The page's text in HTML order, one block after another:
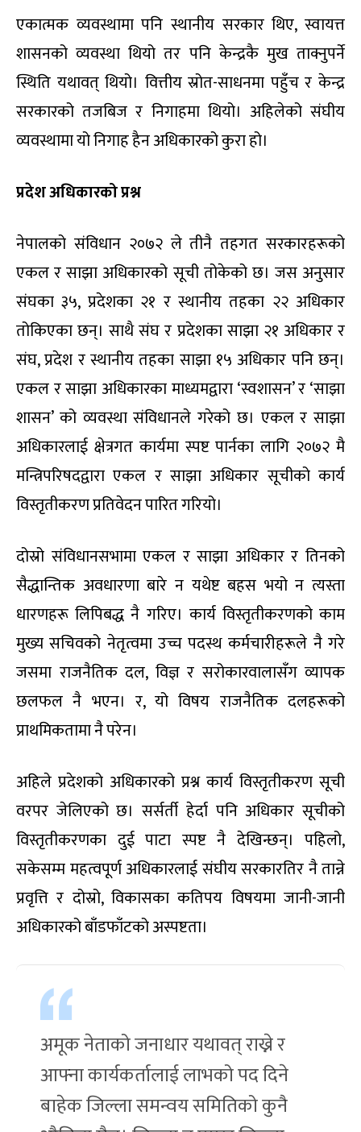
एकात्मक व्यवस्थामा पनि स्थानीय सरकार थिए, स्वायत्त
शासनको व्यवस्था थियो तर पनि केन्द्रकै मुख ताक्नुपर्ने
स्थिति यथावत् थियो। वित्तीय स्रोत-साधनमा पहुँच र केन्द्र
सरकारको तजबिज र निगाहमा थियो। अहिलेको संघीय
व्यवस्थामा यो निगाह हैन अधिकारको कुरा हो।
प्रदेशअधिकारकोप्रश्न
नेपालको संविधान २०७२ ले तीनै तहगत सरकारहरूको
एकल र साझा अधिकारको सूची तोकेको छ। जस अनुसार
संघका ३५, प्रदेशका २१ र स्थानीय तहका २२ अधिकार
तोकिएका छन्। साथै संघ र प्रदेशका साझा २१ अधिकार र
संघ, प्रदेश र स्थानीय तहका साझा १५ अधिकार पनि छन्।
एकल र साझा अधिकारका माध्यमद्वारा ‘स्वशासन’ र ‘साझा
शासन’ को व्यवस्था संविधानले गरेको छ। एकल र साझा
अधिकारलाई क्षेत्रगत कार्यमा स्पष्ट पार्नका लागि २०७२ मै
मन्त्रिपरिषदद्वारा एकल र साझा अधिकार सूचीको कार्य
विस्तृतीकरण प्रतिवेदन पारित गरियो।
दोस्रो संविधानसभामा एकल र साझा अधिकार र तिनको
सैद्धान्तिक अवधारणा बारे न यथेष्ट बहस भयो न त्यस्ता
धारणहरू लिपिबद्ध नै गरिए। कार्य विस्तृतीकरणको काम
मुख्य सचिवको नेतृत्वमा उच्च पदस्थ कर्मचारीहरूले नै गरे
जसमा राजनैतिक दल, विज्ञ र सरोकारवालासँग व्यापक
छलफल नै भएन। र, यो विषय राजनैतिक दलहरूको
प्राथमिकतामा नै परेन।
अहिले प्रदेशको अधिकारको प्रश्न कार्य विस्तृतीकरण सूची
वरपर जेलिएको छ। सर्सर्ती हेर्दा पनि अधिकार सूचीको
विस्तृतीकरणका दुई पाटा स्पष्ट नै देखिन्छन्। पहिलो,
सकेसम्म महत्वपूर्ण अधिकारलाई संघीय सरकारतिर नै तान्ने
प्रवृत्ति र दोस्रो, विकासका कतिपय विषयमा जानी-जानी
अधिकारको बाँडफाँटको अस्पष्टता।
अमूक नेताको जनाधार यथावत् राख्ने र
आफ्ना कार्यकर्तालाई लाभको पद दिने
बाहेक जिल्ला समन्वय समितिको कुनै